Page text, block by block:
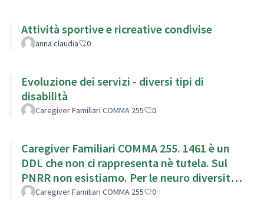
Attività sportive e ricreative condivise
anna claudia 0
Evoluzione dei servizi - diversi tipi di
disabilità
Caregiver Familiari COMMA 255 0
Caregiver Familiari COMMA 255. 1461 è un
DDL che non ci rappresenta nè tutela. Sul
PNRR non esistiamo. Per le neuro diversita
siamo obbligatori
Caregiver Familiari COMMA 255 0